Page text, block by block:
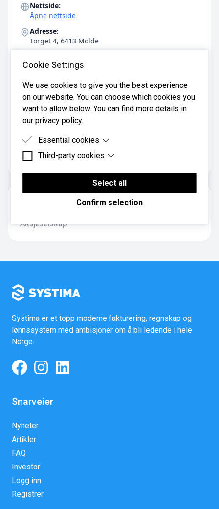
Nettside:
Åpne nettside
Adresse:
Torget 4, 6413 Molde
firmapost@dalsbo.no
Telefon:
Mobil:
91643845
organisasjonsnummer964622825
Om regnskapsbyrået
Aksjeselskap
Cookie Settings
We use cookies to give you the best experience
on our website. You can choose which cookies you
want to allow below. You can find more details in
our privacy policy.
Essential cookies
Essential cookies are cookies that are needed for
Third-party cookies
Third-party cookies are cookies set by third-party
software to enable features such as Google
Maps.
Select all
Confirm selection
Systima er et topp moderne fakturering, regnskap og
lønnssystem med ambisjoner om å bli ledende i hele
Norge.
Snarveier
Nyheter
Artikler
FAQ
Investor
Logg inn
Registrer